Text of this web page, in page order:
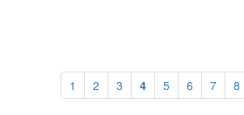
1 2 3 4 5 6 7 8